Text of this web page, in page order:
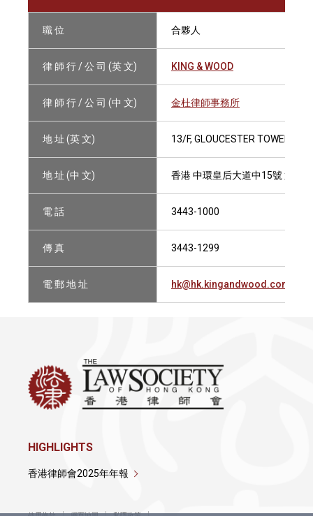
職 位 合夥人
律 師 行 / 公 司 (英 文) KING & WOOD
律 師 行 / 公 司 (中 文) 金杜律師事務所
地 址 (英 文) 13/F, GLOUCESTER TOWER,
地 址 (中 文) 香港 中環皇后大道中15號 置地
電 話 3443-1000
傳 真 3443-1299
電 郵 地 址 hk@hk.kingandwood.com
HIGHLIGHTS
香港律師會2025年年報